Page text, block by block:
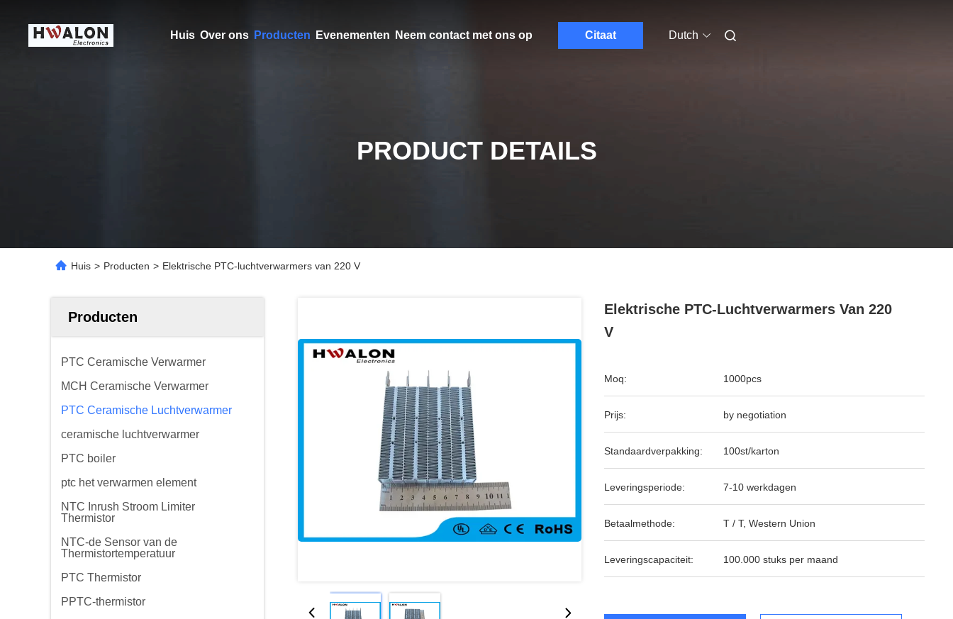
Huis Over ons Producten Evenementen Neem contact met ons op Citaat Dutch
PRODUCT DETAILS
Huis > Producten > Elektrische PTC-luchtverwarmers van 220 V
Producten
PTC Ceramische Verwarmer
MCH Ceramische Verwarmer
PTC Ceramische Luchtverwarmer
ceramische luchtverwarmer
PTC boiler
ptc het verwarmen element
NTC Inrush Stroom Limiter
Thermistor
NTC-de Sensor van de
Thermistortemperatuur
PTC Thermistor
PPTC-thermistor
Elektrische PTC-Luchtverwarmers Van 220
V
Moq: 1000pcs
Prijs: by negotiation
Standaardverpakking: 100st/karton
Leveringsperiode: 7-10 werkdagen
Betaalmethode: T / T, Western Union
Leveringscapaciteit: 100.000 stuks per maand